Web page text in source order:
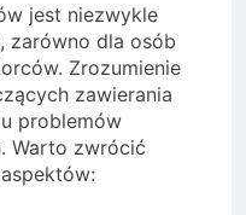
jest niezwykle
zarówno dla osób
Zrozumienie
zawierania
problemów
Warto zwrócić